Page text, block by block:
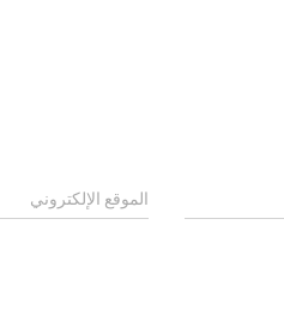
الموقع الإلكتروني